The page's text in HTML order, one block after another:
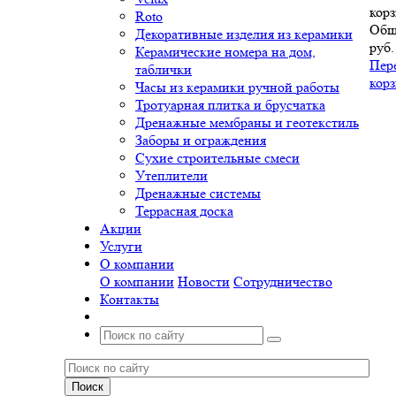
Roto
Декоративные изделия из керамики
Керамические номера на дом,
таблички
Часы из керамики ручной работы
Тротуарная плитка и брусчатка
Дренажные мембраны и геотекстиль
Заборы и ограждения
Сухие строительные смеси
Утеплители
Дренажные системы
Террасная доска
Акции
Услуги
О компании
О компании Новости Сотрудничество
Контакты
руб.